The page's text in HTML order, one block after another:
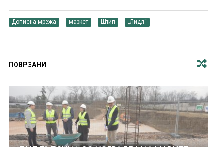
Дописна мрежа маркет Штип „Лидл“
ПОВРЗАНИ